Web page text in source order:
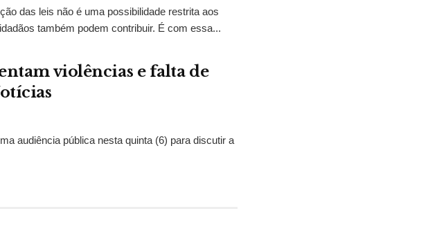
das leis não é uma possibilidade restrita aos
também podem contribuir. É com essa...
violências e falta de
audiência pública nesta quinta (6) para discutir a